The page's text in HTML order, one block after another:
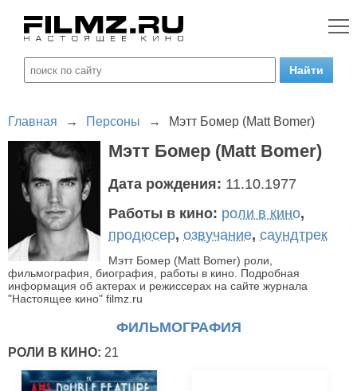
Главная → Персоны → Мэтт Бомер (Matt Bomer)
Мэтт Бомер (Matt Bomer)
Дата рождения: 11.10.1977
Работы в кино: роли в кино,
продюсер, озвучание, саундтрек
Мэтт Бомер (Matt Bomer) роли,
фильмография, биография, работы в кино. Подробная
информация об актерах и режиссерах на сайте журнала
"Настоящее кино" filmz.ru
ФИЛЬМОГРАФИЯ
РОЛИ В КИНО: 21